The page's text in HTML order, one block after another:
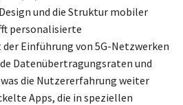
und die Struktur mobiler
personalisierte
Einführung von 5G-Netzwerken
Datenübertragungsraten und
die Nutzererfahrung weiter
Apps, die in speziellen